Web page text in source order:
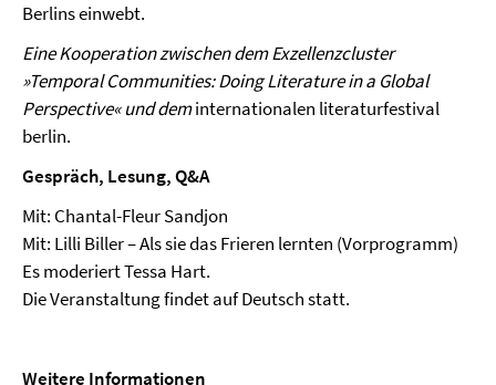
Berlins einwebt.
Eine Kooperation zwischen dem Exzellenzcluster
»Temporal Communities: Doing Literature in a Global
Perspective« und deminternationalen literaturfestival
berlin.
Gespräch, Lesung, Q&A
Mit: Chantal-Fleur Sandjon
Mit: Lilli Biller – Als sie das Frieren lernten (Vorprogramm)
Es moderiert Tessa Hart.
Die Veranstaltung findet auf Deutsch statt.
Weitere Informationen